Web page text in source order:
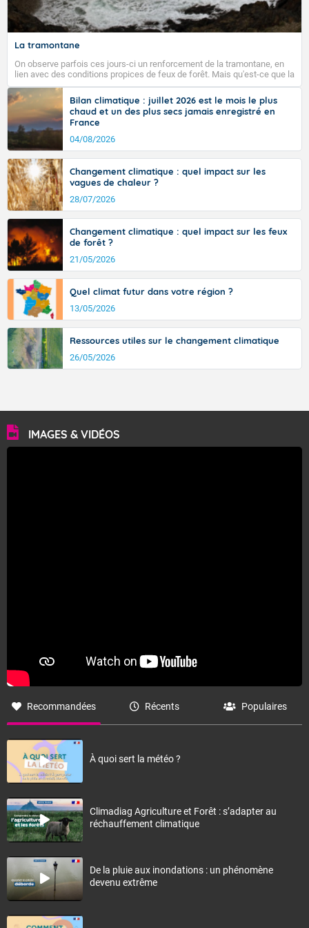
La tramontane
On observe parfois ces jours-ci un renforcement de la tramontane, en
lien avec des conditions propices de feux de forêt. Mais qu'est-ce que la
tramontane ? Quelles sont ses caractéristiques ? La tramontane est un
vent turbulent soufflant de secteur nord-ouest à nord, ou ouest à nord-
ouest, dans un secteur qui part du Roussillon à la vallée de l’Aude et à
l’ouest de l’Hérault. L’étymologie de ce vent vient du latin trasmontanus,
signifiant au-delà des monts, en allusion aux régions montagneuses
d’où provient ce vent.
Bilan climatique : juillet 2026 est le mois le plus
chaud et un des plus secs jamais enregistré en
France
04/08/2026
Changement climatique : quel impact sur les
vagues de chaleur ?
28/07/2026
Changement climatique : quel impact sur les feux
de forêt ?
21/05/2026
Quel climat futur dans votre région ?
13/05/2026
Ressources utiles sur le changement climatique
26/05/2026
IMAGES & VIDÉOS
Recommandées Récents Populaires
À quoi sert la météo ?
Climadiag Agriculture et Forêt : s’adapter au
réchauffement climatique
De la pluie aux inondations : un phénomène
devenu extrême